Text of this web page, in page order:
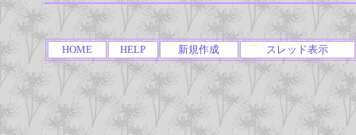
HOME HELP 新規作成 スレッド表示